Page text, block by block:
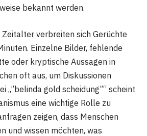
bekannt werden.
verbreiten sich Gerüchte
Einzelne Bilder, fehlende
oder kryptische Aussagen in
oft aus, um Diskussionen
„”belinda gold scheidung”“ scheint
eine wichtige Rolle zu
zeigen, dass Menschen
und wissen möchten, was